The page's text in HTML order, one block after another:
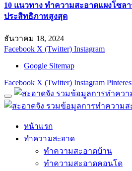
10 แนวทาง ทำความสะอาดแผงโซล
ประสิทธิภาพสูงสุด
ธันวาคม 18, 2024
Facebook X (Twitter) Instagram
Google Sitemap
Facebook X (Twitter) Instagram
หน้าแรก
ทำความสะอาด
ทำความสะอาดบ้าน
ทำความสะอาดคอนโด